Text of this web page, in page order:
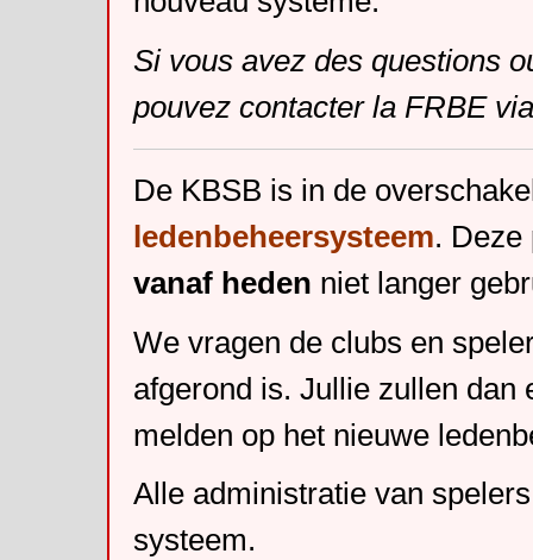
Si vous avez des questions
pouvez contacter la FRBE
De KBSB is in de
ledenbeheersysteem. Deze
vanaf heden niet langer
We vragen de clubs en
afgerond is. Jullie zullen dan
melden op het nieuwe
Alle administratie van
systeem.